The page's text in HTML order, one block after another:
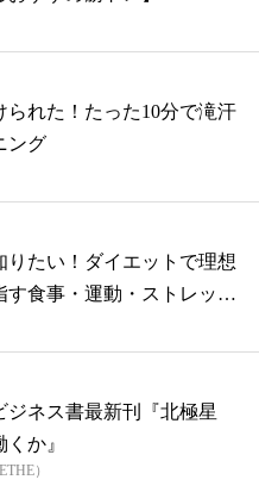
られた！たった10分で滝汗
ング
りたい！ダイエットで理想
す食事・運動・ストレッチ
ジネス書最新刊『北極星
か』
）